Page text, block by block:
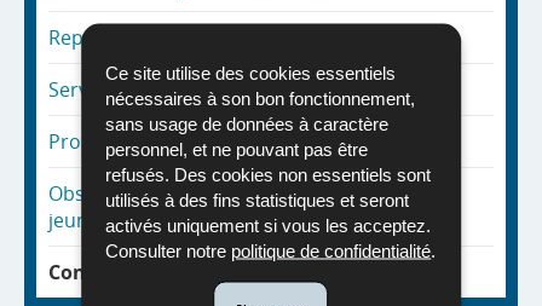
Ce site utilise des cookies essentiels
nécessaires à son bon fonctionnement,
sans usage de données à caractère
personnel, et ne pouvant pas être
refusés. Des cookies non essentiels sont
utilisés à des fins statistiques et seront
activés uniquement si vous les acceptez.
Consulter notre politique de confidentialité.
Représentation nationale des parents
Service de médiation scolaire
Protection des lanceurs d'alerte
Observatoire national de l’enfance, de la
jeunesse et de la qualité scolaire
Conseil supérieur de l’Éducation nationale